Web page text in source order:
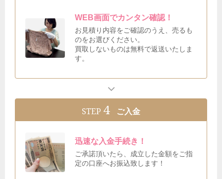
WEB画面でカンタン確認！
お見積り内容をご確認のうえ、売るも
のをお選びください。
買取しないものは無料で返送いたしま
す。
STEP 4 ご入金
迅速な入金手続き！
ご承諾頂いたら、成立した金額をご指
定の口座へお振込致します！